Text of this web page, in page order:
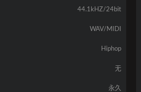
44.1kHZ/24bit
WAV/MIDI
Hiphop
无
永久